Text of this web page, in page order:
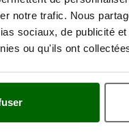
notre trafic. Nous
sociaux, de publicité
ou qu'ils ont
pistolet
Longueur tuyau
Hydrobrosse fixe
Manuel
Dimensions du